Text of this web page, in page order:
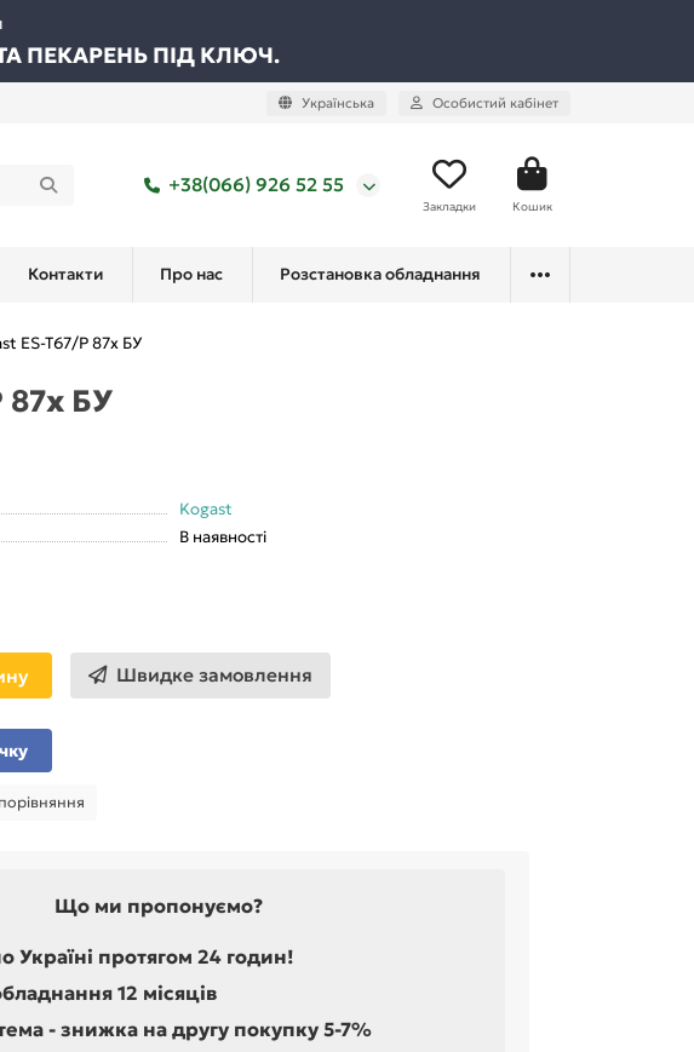
ПЕКАРЕНЬ ПІД КЛЮЧ.
Українська Особистий кабінет
+38(066) 926 52 55
Закладки Кошик
Контакти Про нас Розстановка обладнання
ES-T67/P 87х БУ
87х БУ
Kogast
В наявності
Швидке замовлення
Що ми пропонуємо?
Україні протягом 24 годин!
12 місяців
- знижка на другу покупку 5-7%